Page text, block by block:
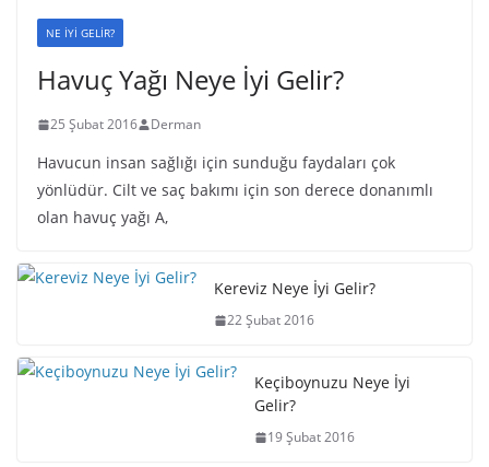
NE İYİ GELİR?
Havuç Yağı Neye İyi Gelir?
25 Şubat 2016 Derman
Havucun insan sağlığı için sunduğu faydaları çok
yönlüdür. Cilt ve saç bakımı için son derece donanımlı
olan havuç yağı A,
Kereviz Neye İyi Gelir?
22 Şubat 2016
Keçiboynuzu Neye İyi
Gelir?
19 Şubat 2016